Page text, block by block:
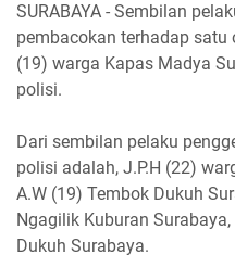
SURABAYA - Sembilan
pembacokan terhadap satu
(19) warga Kapas Madya
polisi.
Dari sembilan pelaku
polisi adalah, J.P.H (22)
A.W (19) Tembok Dukuh
Ngagilik Kuburan
Dukuh Surabaya.